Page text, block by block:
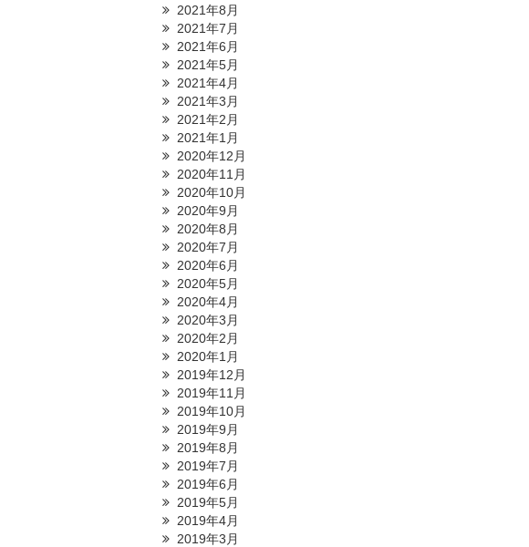
2021年8月
2021年7月
2021年6月
2021年5月
2021年4月
2021年3月
2021年2月
2021年1月
2020年12月
2020年11月
2020年10月
2020年9月
2020年8月
2020年7月
2020年6月
2020年5月
2020年4月
2020年3月
2020年2月
2020年1月
2019年12月
2019年11月
2019年10月
2019年9月
2019年8月
2019年7月
2019年6月
2019年5月
2019年4月
2019年3月